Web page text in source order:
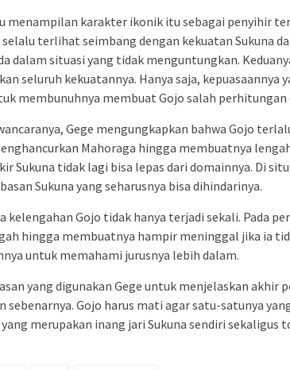
menampilan karakter ikonik itu sebagai penyihir
selalu terlihat seimbang dengan kekuatan Sukuna
dalam situasi yang tidak menguntungkan.
seluruh kekuatannya. Hanya saja, kepuasaannya
membunuhnya membuat Gojo salah
Gege mengungkapkan bahwa Gojo
Mahoraga hingga membuatnya
Sukuna tidak lagi bisa lepas dari domainnya. Di
Sukuna yang seharusnya bisa dihindarinya.
kelengahan Gojo tidak hanya terjadi sekali. Pada
hingga membuatnya hampir meninggal jika ia
untuk memahami jurusnya lebih dalam.
yang digunakan Gege untuk menjelaskan akhir
sebenarnya. Gojo harus mati agar satu-satunya
yang merupakan inang jari Sukuna sendiri sekaligus